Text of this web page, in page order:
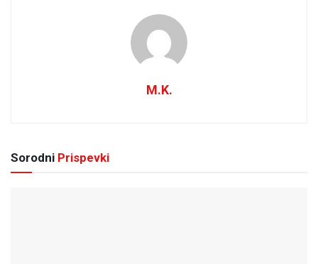
M.K.
Sorodni Prispevki